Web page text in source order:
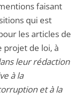
faisant
qui est
les articles de
projet de loi, à
leur rédaction
à la
et à la